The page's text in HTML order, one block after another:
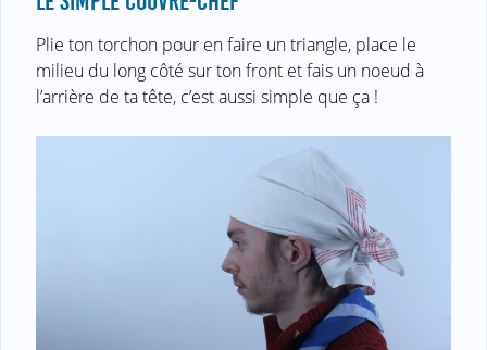
Plie ton torchon pour en faire un triangle, place le
milieu du long côté sur ton front et fais un noeud à
l’arrière de ta tête, c’est aussi simple que ça !